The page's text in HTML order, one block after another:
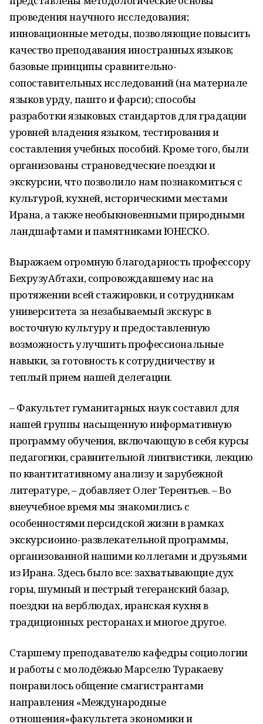
проведения научного исследования;
инновационные методы, позволяющие повысить
качество преподавания иностранных языков;
базовые принципы сравнительно-
сопоставительных исследований (на материале
языков урду,паштои фарси);способы
разработки языковых стандартов для градации
уровней владения языком, тестирования и
составления учебных пособий. Кроме того, были
организованы страноведческие поездки и
экскурсии, что позволило нампознакомиться с
культурой, кухней, историческими местами
Ирана, а также необыкновенными природными
ландшафтами и памятниками ЮНЕСКО.
Выражаем огромную благодарность профессору
БехрузуАбтахи,сопровождавшемунас на
протяжении всей стажировки,и сотрудникам
университета за незабываемый экскурс в
восточную культуру и предоставленную
возможность улучшить профессиональные
навыки, за готовность к сотрудничеству и
теплый прием нашей делегации.
– Факультет гуманитарных наук составил для
нашей группы насыщенную информативную
программу обучения, включающую в себя курсы
педагогики, сравнительной лингвистики, лекцию
по квантитативному анализу и зарубежной
литературе, – добавляет Олег Терентьев. – Во
внеучебноевремя мы знакомились с
особенностями персидской жизни в рамках
экскурсионно-развлекательной программы,
организованной нашими коллегами и друзьями
из Ирана. Здесь было все: захватывающие дух
горы, шумный и пестрый тегеранский базар,
поездки на верблюдах, иранская кухня в
традиционных ресторанах и многое другое.
Старшемупреподавателюкафедры социологии
и работы с молодёжью Марселю Туракаеву
понравилось общение смагистрантами
направления«Международные
отношения»факультета экономики и